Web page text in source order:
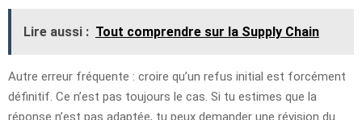
Lire aussi : Tout comprendre sur la Supply Chain
Autre erreur fréquente : croire qu’un refus initial est forcément
définitif. Ce n’est pas toujours le cas. Si tu estimes que la
réponse n’est pas adaptée, tu peux demander une révision du